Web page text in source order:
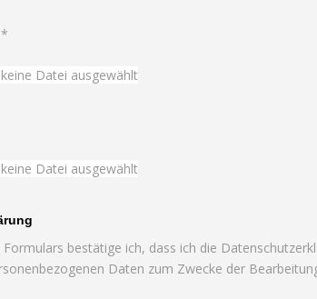
keine Datei ausgewählt
keine Datei ausgewählt
bestätige ich, dass ich die
Daten zum Zwecke der